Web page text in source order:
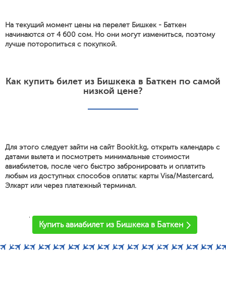
На текущий момент цены на перелет Бишкек - Баткен
начинаются от 4 600 сом. Но они могут измениться, поэтому
лучше поторопиться с покупкой.
Как купить билет из Бишкека в Баткен по самой
низкой цене?
Для этого следует зайти на сайт Bookit.kg, открыть календарь с
датами вылета и посмотреть минимальные стоимости
авиабилетов, после чего быстро забронировать и оплатить
любым из доступных способов оплаты: карты Visa/Mastercard,
Элкарт или через платежный терминал.
'
Купить авиабилет из Бишкека в Баткен